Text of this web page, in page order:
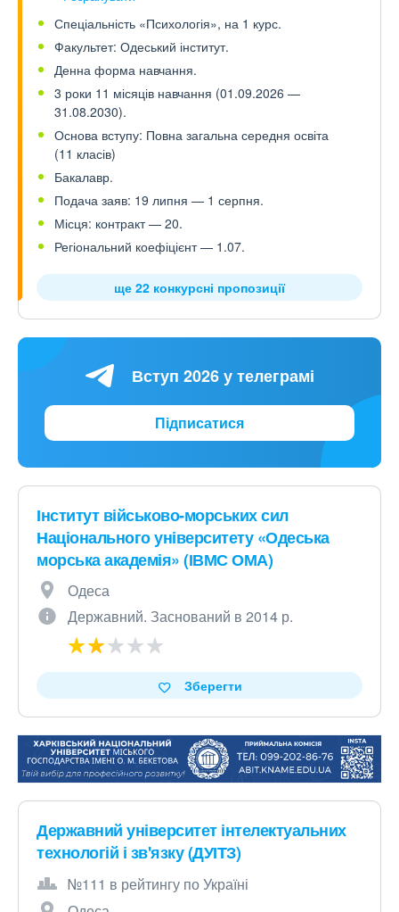
Спеціальність «Психологія», на 1 курс.
Факультет: Одеський інститут.
Денна форма навчання.
3 роки 11 місяців навчання (01.09.2026 —
31.08.2030).
Основа вступу: Повна загальна середня освіта
(11 класів)
Бакалавр.
Подача заяв: 19 липня — 1 серпня.
Місця: контракт — 20.
Регіональний коефіцієнт — 1.07.
ще 22 конкурсні пропозиції
Вступ 2026 у телеграмі
Підписатися
Інститут військово-морських сил
Національного університету «Одеська
морська академія» (ІВМС ОМА)
Одеса
Державний. Заснований в 2014 р.
Зберегти
Державний університет інтелектуальних
технологій і зв'язку (ДУІТЗ)
№111 в рейтингу по Україні